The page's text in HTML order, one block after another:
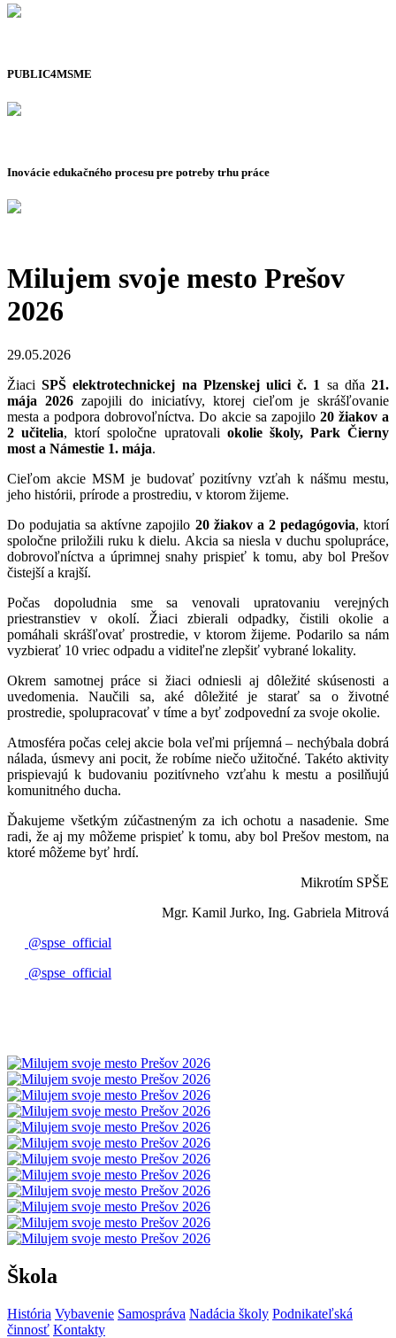
PUBLIC4MSME
Inovácie edukačného procesu pre potreby trhu práce
Milujem svoje mesto Prešov
2026
29.05.2026
ŽiaciSPŠ elektrotechnickej na Plzenskej ulici č. 1 sa dňa21.
mája 2026zapojili do iniciatívy, ktorej cieľom je skrášľovanie
mesta a podpora dobrovoľníctva. Do akcie sa zapojilo 20 žiakov a
2 učitelia, ktorí spoločne upratovali okolie školy, Park Čierny
most a Námestie 1. mája.
Cieľom akcie MSM je budovať pozitívny vzťah k nášmu mestu,
jeho histórii, prírode a prostrediu, v ktorom žijeme.
Do podujatia sa aktívne zapojilo 20 žiakov a 2 pedagógovia, ktorí
spoločne priložili ruku k dielu. Akcia sa niesla v duchu spolupráce,
dobrovoľníctva a úprimnej snahy prispieť k tomu, aby bol Prešov
čistejší a krajší.
Počas dopoludnia sme sa venovali upratovaniu verejných
priestranstiev v okolí. Žiaci zbierali odpadky, čistili okolie a
pomáhali skrášľovať prostredie, v ktorom žijeme. Podarilo sa nám
vyzbierať 10 vriec odpadu a viditeľne zlepšiť vybrané lokality.
Okrem samotnej práce si žiaci odniesli aj dôležité skúsenosti a
uvedomenia. Naučili sa, aké dôležité je starať sa o životné
prostredie, spolupracovať v tíme a byť zodpovední za svoje okolie.
Atmosféra počas celej akcie bola veľmi príjemná – nechýbala dobrá
nálada, úsmevy ani pocit, že robíme niečo užitočné. Takéto aktivity
prispievajú k budovaniu pozitívneho vzťahu k mestu a posilňujú
komunitného ducha.
Ďakujeme všetkým zúčastneným za ich ochotu a nasadenie. Sme
radi, že aj my môžeme prispieť k tomu, aby bol Prešov mestom, na
ktoré môžeme byť hrdí.
Mikrotím SPŠE
Mgr. Kamil Jurko, Ing. Gabriela Mitrová
@spse_official
@spse_official
Škola
História Vybavenie Samospráva Nadácia školy Podnikateľská
činnosť Kontakty